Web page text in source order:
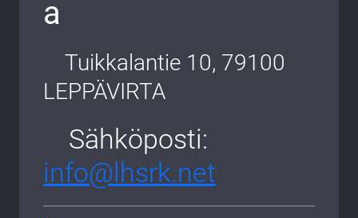
a
Tuikkalantie 10, 79100
LEPPÄVIRTA
Sähköposti:
info@lhsrk.net